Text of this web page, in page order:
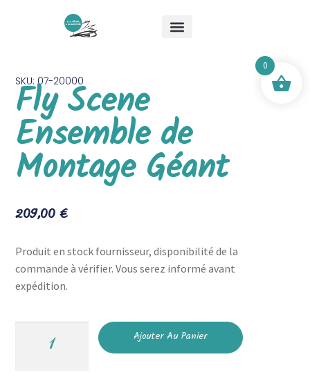
SKU: 07-20000
Fly Scene
Ensemble de
Montage Géant
209,00€
Produit en stock fournisseur, disponibilité de la
commande à vérifier. Vous serez informé avant
expédition.
Ajouter Au Panier
0